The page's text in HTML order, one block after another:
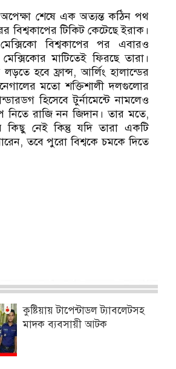
শেষে এক অত্যন্ত কঠিন পথ
বিশ্বকাপের টিকিট কেটেছে ইরাক।
বিশ্বকাপের পর এবারও
মাটিতেই ফিরছে তারা।
হবে ফ্রান্স, আর্লিং হালান্ডের
মতো শক্তিশালী দলগুলোর
হিসেবে টুর্নামেন্টে নামলেও
রাজি নন জিদান। তার মতে,
কিছু নেই কিন্তু যদি তারা একটি
তবে পুরো বিশ্বকে চমকে দিতে
কুষ্টিয়ায় টাপেন্টাডল ট্যাবলেটসহ
মাদক ব্যবসায়ী আটক